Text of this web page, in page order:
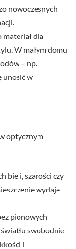
nowoczesnych
dla
W małym domu
– np.
unosić w
optycznym
bieli, szarości czy
wydaje
pionowych
swobodnie
i